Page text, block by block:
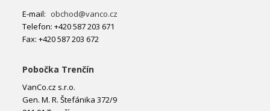
E-mail: obchod@vanco.cz
Telefon: +420 587 203 671
Fax: +420 587 203 672
Pobočka Trenčín
VanCo.cz s.r.o.
Gen. M. R. Štefánika 372/9